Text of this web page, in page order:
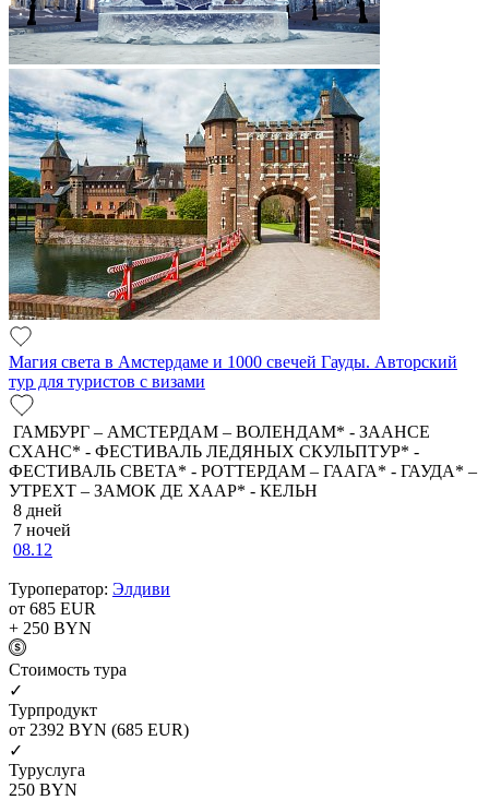
Магия света в Амстердаме и 1000 свечей Гауды. Авторский
тур для туристов с визами
ГАМБУРГ – АМСТЕРДАМ – ВОЛЕНДАМ* - ЗААНСЕ
СХАНС* - ФЕСТИВАЛЬ ЛЕДЯНЫХ СКУЛЬПТУР* -
ФЕСТИВАЛЬ СВЕТА* - РОТТЕРДАМ – ГААГА* - ГАУДА* –
УТРЕХТ – ЗАМОК ДЕ ХААР* - КЕЛЬН
8 дней
7 ночей
08.12
Туроператор: Элдиви
от 685 EUR
+ 250 BYN
Cтоимость тура
✓
Турпродукт
от 2392 BYN (685 EUR)
✓
Туруслуга
250 BYN